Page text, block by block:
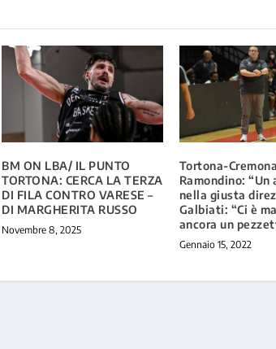
BM ON LBA/ IL PUNTO
TORTONA: CERCA LA TERZA
DI FILA CONTRO VARESE –
DI MARGHERITA RUSSO
Novembre 8, 2025
Tortona-
Ramondino: “Un
nella giusta
Galbiati: “Ci è
ancora un
Gennaio 15, 2022